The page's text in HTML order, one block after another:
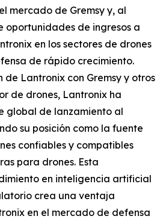
mercado de Gremsy y, al
oportunidades de ingresos a
en los sectores de drones
de rápido crecimiento.
de Lantronix con Gremsy y otros
de drones, Lantronix ha
global de lanzamiento al
su posición como la fuente
confiables y compatibles
para drones. Esta
en inteligencia artificial
crea una ventaja
en el mercado de defensa